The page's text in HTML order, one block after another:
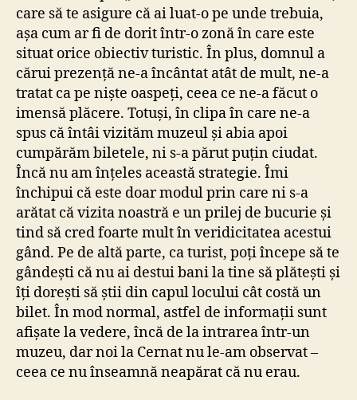
care să te asigure că ai luat-o pe unde trebuia,
așa cum ar fi de dorit într-o zonă în care este
situat orice obiectiv turistic. În plus, domnul a
cărui prezență ne-a încântat atât de mult, ne-a
tratat ca pe niște oaspeți, ceea ce ne-a făcut o
imensă plăcere. Totuși, în clipa în care ne-a
spus că întâi vizităm muzeul și abia apoi
cumpărăm biletele, ni s-a părut puțin ciudat.
Încă nu am înțeles această strategie. Îmi
închipui că este doar modul prin care ni s-a
arătat că vizita noastră e un prilej de bucurie și
tind să cred foarte mult în veridicitatea acestui
gând. Pe de altă parte, ca turist, poți începe să te
gândești că nu ai destui bani la tine să plătești și
îți dorești să știi din capul locului cât costă un
bilet. În mod normal, astfel de informații sunt
afișate la vedere, încă de la intrarea într-un
muzeu, dar noi la Cernat nu le-am observat –
ceea ce nu înseamnă neapărat că nu erau.